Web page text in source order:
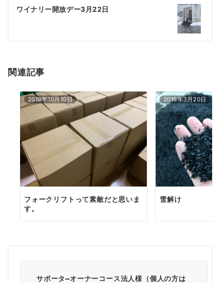
ゲ
シ
ン
ワイナリー開放デー3月22日
関連記事
2019年10月10日
フォークリフトって素敵だと思いま
す。
2019年3月20日
雪解け
サポータ―オーナーコース法人様（個人の方は